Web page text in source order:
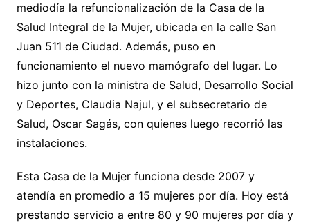
mediodía la refuncionalización de la Casa de la
Salud Integral de la Mujer, ubicada en la calle San
Juan 511 de Ciudad. Además, puso en
funcionamiento el nuevo mamógrafo del lugar. Lo
hizo junto con la ministra de Salud, Desarrollo Social
y Deportes, Claudia Najul, y el subsecretario de
Salud, Oscar Sagás, con quienes luego recorrió las
instalaciones.
Esta Casa de la Mujer funciona desde 2007 y
atendía en promedio a 15 mujeres por día. Hoy está
prestando servicio a entre 80 y 90 mujeres por día y